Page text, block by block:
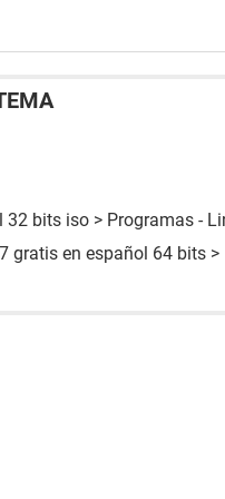
32 bits iso > Programas -
gratis en español 64 bits >